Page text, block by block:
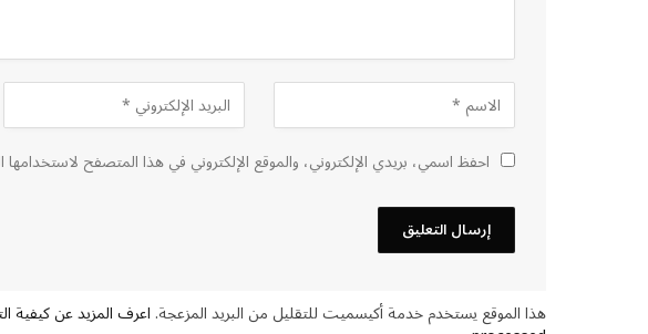
احفظ اسمي، بريدي الإلكتروني، والموقع الإلكتروني في هذا المتصفح لاستخدامها
هذا الموقع يستخدم خدمة أكيسميت للتقليل من البريد المزعجة.اعرف المزيد عن كيفية